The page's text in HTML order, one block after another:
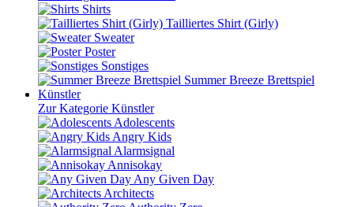
Shirts
Tailliertes Shirt (Girly)
Sweater
Poster
Sonstiges
Summer Breeze Brettspiel
Künstler
Zur Kategorie Künstler
Adolescents
Angry Kids
Alarmsignal
Annisokay
Any Given Day
Architects